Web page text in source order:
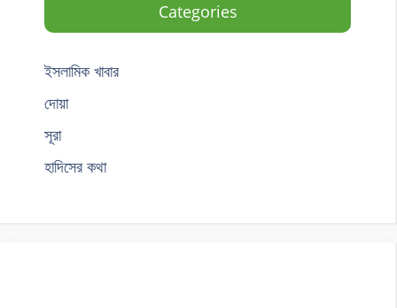
Categories
ইসলামিক খাবার
দোয়া
সূরা
হাদিসের কথা